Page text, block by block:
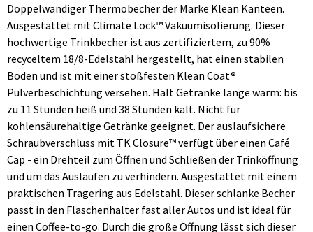
Doppelwandiger Thermobecher der Marke Klean Kanteen.
Ausgestattet mit Climate Lock™ Vakuumisolierung. Dieser
hochwertige Trinkbecher ist aus zertifiziertem, zu 90%
recyceltem 18/8-Edelstahl hergestellt, hat einen stabilen
Boden und ist mit einer stoßfesten Klean Coat®
Pulverbeschichtung versehen. Hält Getränke lange warm: bis
zu 11 Stunden heiß und 38 Stunden kalt. Nicht für
kohlensäurehaltige Getränke geeignet. Der auslaufsichere
Schraubverschluss mit TK Closure™ verfügt über einen Café
Cap - ein Drehteil zum Öffnen und Schließen der Trinköffnung
und um das Auslaufen zu verhindern. Ausgestattet mit einem
praktischen Tragering aus Edelstahl. Dieser schlanke Becher
passt in den Flaschenhalter fast aller Autos und ist ideal für
einen Coffee-to-go. Durch die große Öffnung lässt sich dieser